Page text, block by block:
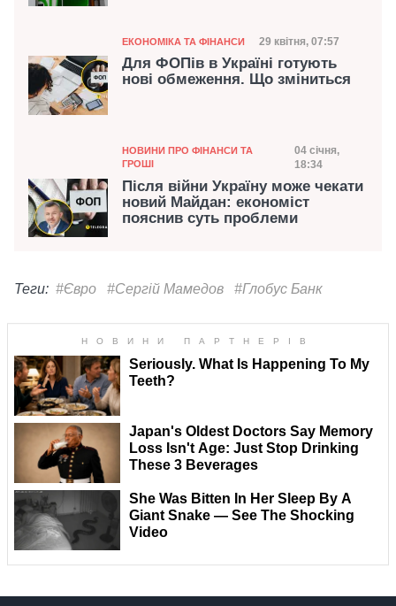
Категорія
ЕКОНОМІКА ТА ФІНАНСИ Дата публікації
29 квітня, 07:57
Для ФОПів в Україні готують
нові обмеження. Що зміниться
Категорія
НОВИНИ ПРО ФІНАНСИ ТА
ГРОШІ
Дата
04 січня,
18:34
Після війни Україну може чекати
новий Майдан: економіст
пояснив суть проблеми
Теги: #Євро #Сергій Мамедов #Глобус Банк